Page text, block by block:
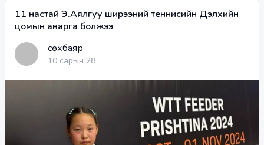
11 настай Э.Аялгуу ширээний теннисийн Дэлхийн
цомын аварга болжээ
Өсөхбаяр
10 сарын 28